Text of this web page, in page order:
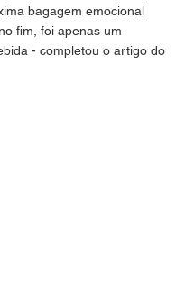
bagagem emocional
fim, foi apenas um
- completou o artigo do